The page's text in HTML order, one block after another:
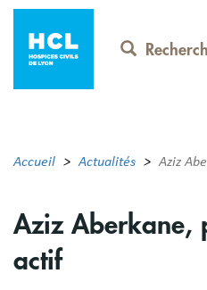
Aller
contenu
principal
Accueil Actualités Aziz
Aziz Aberkane,
actif